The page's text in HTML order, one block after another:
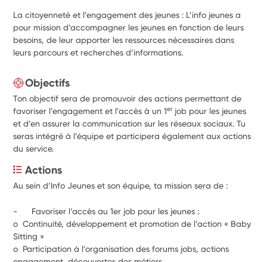
La citoyenneté et l’engagement des jeunes : L’info jeunes a
pour mission d’accompagner les jeunes en fonction de leurs
besoins, de leur apporter les ressources nécessaires dans
leurs parcours et recherches d’informations.
Objectifs
Ton objectif sera de promouvoir des actions permettant de
favoriser l’engagement et l’accès à un 1erjob pour les jeunes
et d’en assurer la communication sur les réseaux sociaux. Tu
seras intégré à l’équipe et participera également aux actions
du service.
Actions
Au sein d’Info Jeunes et son équipe, ta mission sera de :
- Favoriser l’accès au 1er job pour les jeunes :
o Continuité, développement et promotion de l’action « Baby
o Participation à l’organisation des forums jobs, actions